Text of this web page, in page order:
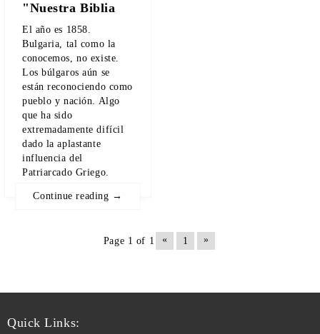
"Nuestra Biblia
El año es 1858.
Bulgaria, tal como la
conocemos, no existe.
Los búlgaros aún se
están reconociendo como
pueblo y nación. Algo
que ha sido
extremadamente difícil
dado la aplastante
influencia del
Patriarcado Griego.
Continue reading →
Page 1 of 1 « 1 »
Quick Links: